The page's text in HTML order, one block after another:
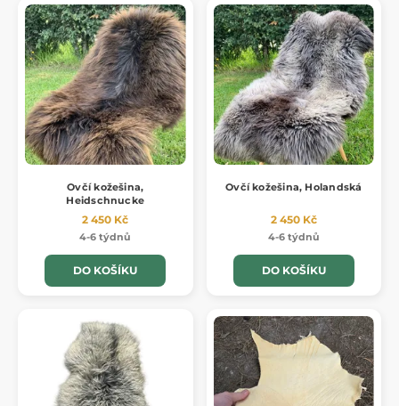
Ovčí kožešina,
Heidschnucke
2 450 Kč
4-6 týdnů
DO KOŠÍKU
Ovčí kožešina, Holandská
2 450 Kč
4-6 týdnů
DO KOŠÍKU